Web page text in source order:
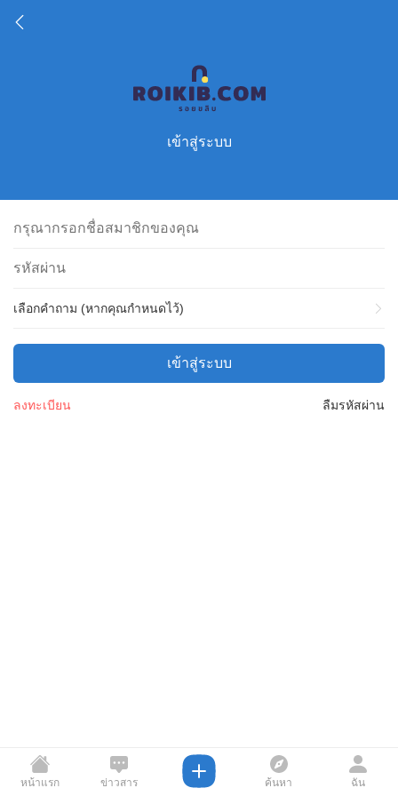
เข้าสู่ระบบ
เลือกคำถาม (หากคุณกำหนดไว้)
เข้าสู่ระบบ
ลืมรหัสผ่าน
ลงทะเบียน
หน้าแรก ข่าวสาร ค้นหา ฉัน